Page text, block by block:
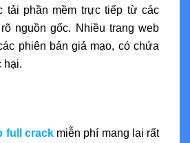
tải phần mềm trực tiếp từ các
nguồn gốc. Nhiều trang web
phiên bản giả mạo, có chứa
hại.
full crackmiễn phí mang lại rất